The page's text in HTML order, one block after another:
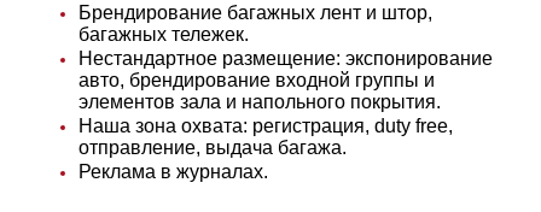
Брендирование багажных лент и штор,
багажных тележек.
Нестандартное размещение: экспонирование
авто, брендирование входной группы и
элементов зала и напольного покрытия.
Наша зона охвата: регистрация, duty free,
отправление, выдача багажа.
Реклама в журналах.